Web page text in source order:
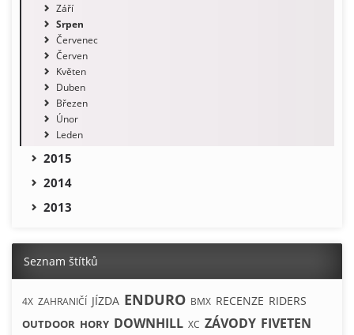
Září
Srpen
Červenec
Červen
Květen
Duben
Březen
Únor
Leden
2015
2014
2013
Seznam štítků
4X ZAHRANIČÍ JÍZDA ENDURO BMX RECENZE RIDERS
OUTDOOR HORY DOWNHILL XC ZÁVODY FIVETEN